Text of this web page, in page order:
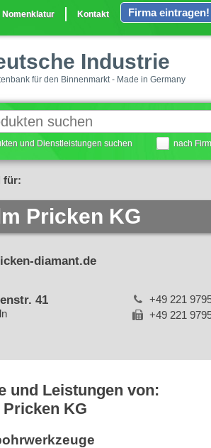
Nomenklatur Kontakt Firma eintragen!
Industrie
für den Binnenmarkt - Made in Germany
und Dienstleistungen suchen nach
für:
Pricken KG
diamant.de
41
+49 221
+49 221
und Leistungen von:
KG